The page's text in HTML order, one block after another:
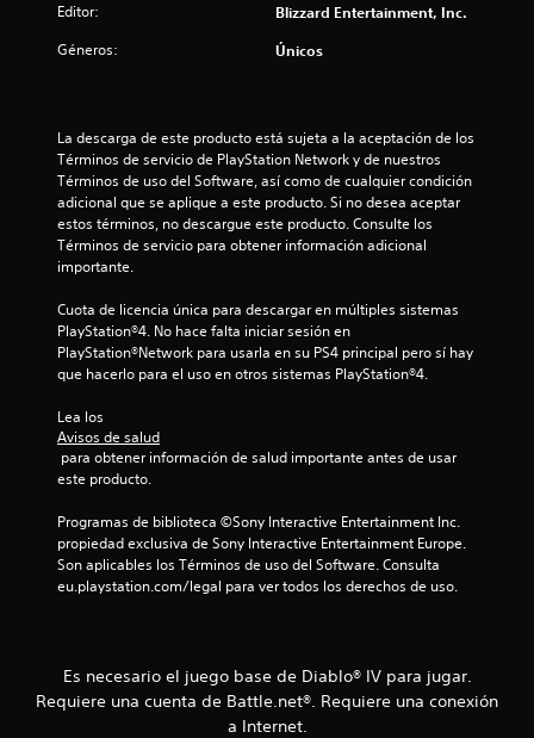
n
6
c
a
i
f
a
c
i
e
Editor: Blizzard Entertainment, Inc.
Géneros: Únicos
La descarga de este producto está sujeta a la aceptación de los
Términos de servicio de PlayStation Network y de nuestros
Términos de uso del Software, así como de cualquier condición
adicional que se aplique a este producto. Si no desea aceptar
estos términos, no descargue este producto. Consulte los
Términos de servicio para obtener información adicional
importante.
Cuota de licencia única para descargar en múltiples sistemas
PlayStation®4. No hace falta iniciar sesión en
PlayStation®Network para usarla en su PS4 principal pero sí hay
que hacerlo para el uso en otros sistemas PlayStation®4.
Lea los
Avisos de salud
este producto.
Programas de biblioteca ©Sony Interactive Entertainment Inc.
propiedad exclusiva de Sony Interactive Entertainment Europe.
Son aplicables los Términos de uso del Software. Consulta
eu.playstation.com/legal para ver todos los derechos de uso.
Es necesario el juego base de Diablo® IV para jugar.
Requiere una cuenta de Battle.net®. Requiere una conexión
a Internet.